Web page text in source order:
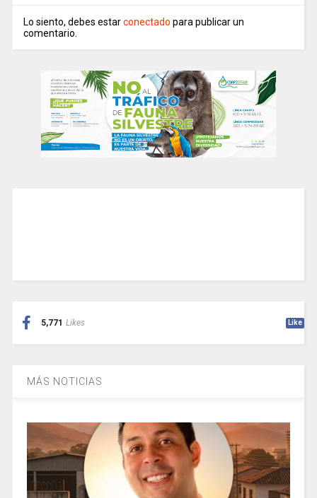
Lo siento, debes estarconectado para publicar un
comentario.
5,771 Likes Like
MÁS NOTICIAS